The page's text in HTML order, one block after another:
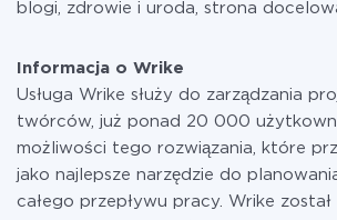
blogi, zdrowie i uroda, strona
Informacja o Wrike
Usługa Wrike służy do zarządzania
twórców, już ponad 20 000
możliwości tego rozwiązania, które
jako najlepsze narzędzie do
całego przepływu pracy. Wrike